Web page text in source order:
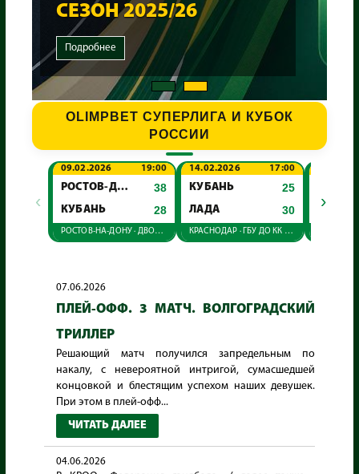
СЕЗОН 2025/26
Подробнее
OLIMPBET СУПЕРЛИГА И КУБОК
РОССИИ
‹
09.02.2026 19:00
РОСТОВ-ДОН 38
КУБАНЬ 28
РОСТОВ-НА-ДОНУ · ДВОРЕЦ СПОРТА
14.02.2026 17:00
КУБАНЬ 25
ЛАДА 30
КРАСНОДАР · ГБУ ДО КК СШ "АКАДЕМИЯ ГАНДБОЛА"
›
07.06.2026
ПЛЕЙ-ОФФ. 3 МАТЧ. ВОЛГОГРАДСКИЙ
ТРИЛЛЕР
Решающий матч получился запредельным по
накалу, с невероятной интригой, сумасшедшей
концовкой и блестящим успехом наших девушек.
При этом в плей-офф...
ЧИТАТЬ ДАЛЕЕ
04.06.2026